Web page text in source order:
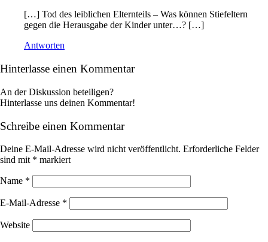
[…] Tod des leiblichen Elternteils – Was können Stiefeltern
gegen die Herausgabe der Kinder unter…? […]
Antworten
Hinterlasse einen Kommentar
An der Diskussion beteiligen?
Hinterlasse uns deinen Kommentar!
Schreibe einen Kommentar
Deine E-Mail-Adresse wird nicht veröffentlicht. Erforderliche Felder
sind mit * markiert
Name *
E-Mail-Adresse *
Website